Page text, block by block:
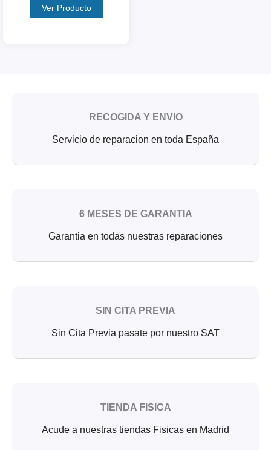
Ver Producto
RECOGIDA Y ENVIO
Servicio de reparacion en toda España
6 MESES DE GARANTIA
Garantia en todas nuestras reparaciones
SIN CITA PREVIA
Sin Cita Previa pasate por nuestro SAT
TIENDA FISICA
Acude a nuestras tiendas Fisicas en Madrid